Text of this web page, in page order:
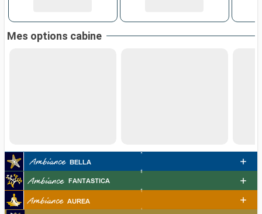
Mes options cabine